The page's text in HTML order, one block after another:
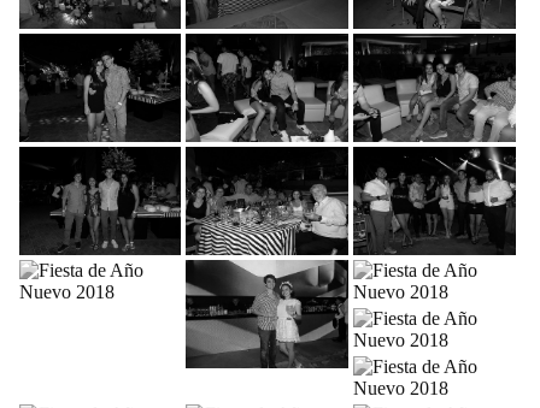
FIESTA DE AÑO NUEVO
2018
FIESTA DE AÑO NUEVO
2018
FIESTA DE AÑO NUEVO
2018
FIESTA DE AÑO NUEVO
2018
FIESTA DE AÑO NUEVO
2018
FIESTA DE AÑO NUEVO
2018
FIESTA DE AÑO NUEVO
2018
FIESTA DE AÑO NUEVO
2018